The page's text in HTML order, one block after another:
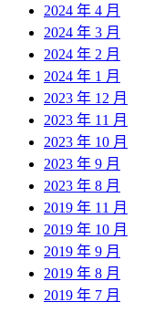
2024 年 4 月
2024 年 3 月
2024 年 2 月
2024 年 1 月
2023 年 12 月
2023 年 11 月
2023 年 10 月
2023 年 9 月
2023 年 8 月
2019 年 11 月
2019 年 10 月
2019 年 9 月
2019 年 8 月
2019 年 7 月